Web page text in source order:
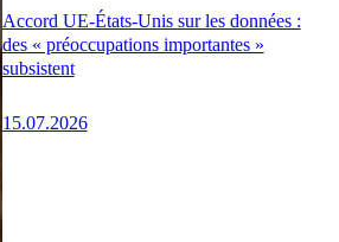
Accord UE-États-Unis sur les données :
des « préoccupations importantes »
subsistent
15.07.2026